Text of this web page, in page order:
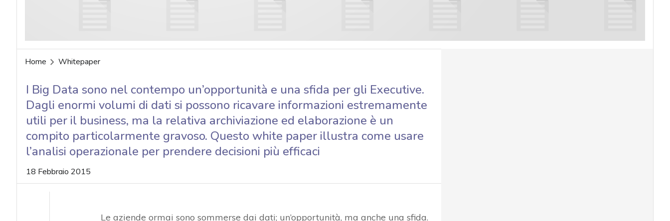
Home Whitepaper
I Big Data sono nel contempo un’opportunità e una sfida per gli Executive.
Dagli enormi volumi di dati si possono ricavare informazioni estremamente
utili per il business, ma la relativa archiviazione ed elaborazione è un
compito particolarmente gravoso. Questo white paper illustra come usare
l’analisi operazionale per prendere decisioni più efficaci
18 Febbraio 2015
Le aziende ormai sono sommerse dai dati; un’opportunità, ma anche una sfida.